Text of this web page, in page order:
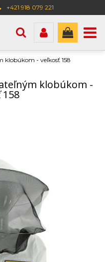
+421 918 079 221
klobúkom - veľkosť 158
klobúkom -